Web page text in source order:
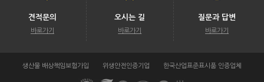
견적문의
바로가기
오시는 길
바로가기
질문과 답변
바로가기
생산물 배상책임보험가입 위생안전인증기업 한국산업표준표시품 인증업체